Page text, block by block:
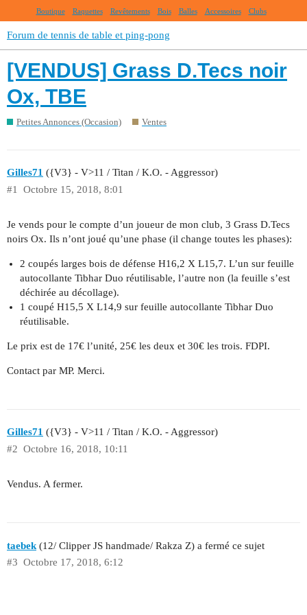
Boutique Raquettes Revêtements Bois Balles Accessoires Clubs
Forum de tennis de table et ping-pong
[VENDUS] Grass D.Tecs noir
Ox, TBE
Petites Annonces (Occasion) Ventes
Gilles71 ({V3} - V>11 / Titan / K.O. - Aggressor)
Octobre 15, 2018, 8:01
#1
Je vends pour le compte d’un joueur de mon club, 3 Grass D.Tecs
noirs Ox. Ils n’ont joué qu’une phase (il change toutes les phases):
2 coupés larges bois de défense H16,2 X L15,7. L’un sur feuille
autocollante Tibhar Duo réutilisable, l’autre non (la feuille s’est
déchirée au décollage).
1 coupé H15,5 X L14,9 sur feuille autocollante Tibhar Duo
réutilisable.
Le prix est de 17€ l’unité, 25€ les deux et 30€ les trois. FDPI.
Contact par MP. Merci.
Gilles71 ({V3} - V>11 / Titan / K.O. - Aggressor)
Octobre 16, 2018, 10:11
#2
Vendus. A fermer.
taebek (12/ Clipper JS handmade/ Rakza Z) a fermé ce sujet
Octobre 17, 2018, 6:12
#3